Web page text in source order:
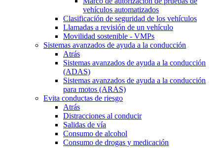
vehículos automatizados
Clasificación de seguridad de los vehículos
Llamadas a revisión de un vehículo
Movilidad sostenible - VMPs
Sistemas avanzados de ayuda a la conducción
Atrás
Sistemas avanzados de ayuda a la conducción
(ADAS)
Sistemas avanzados de ayuda a la conducción
para motos (ARAS)
Evita conductas de riesgo
Atrás
Distracciones al conducir
Salidas de vía
Consumo de alcohol
Consumo de drogas y medicación